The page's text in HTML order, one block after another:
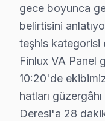
• Kağıthane'de
• Kağıthane'de
• Kağıthane'de
• Kağıthane'de
• Kağıthane'de
Chip-level tamir
gece boyunca
belirtisini
teşhis kategorisi
Finlux VA Panel
10:20'de
hatları
Deresi'a 28